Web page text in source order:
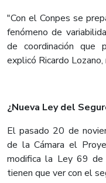
"Con el Conpes se
fenómeno de
de coordinación que
explicó Ricardo
¿Nueva Ley del
El pasado 20 de
de la Cámara el
modifica la Ley 69
tienen que ver con el